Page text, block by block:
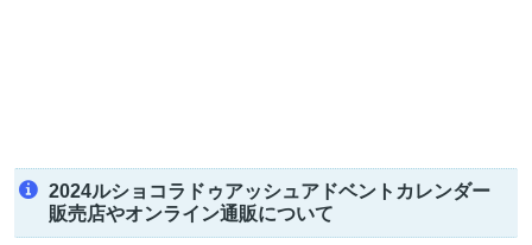
2024ルショコラドゥアッシュアドベントカレンダー
販売店やオンライン通販について